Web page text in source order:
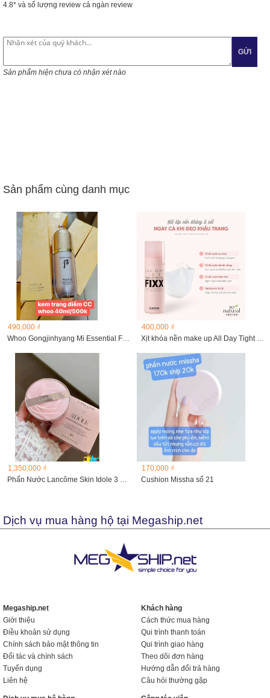
4.8* và số lượng review cả ngàn review
GỬI
Sản phẩm hiện chưa có nhận xét nào
Sản phẩm cùng danh mục
490,000 ₫
Whoo Gongjinhyang Mi Essential Foundation SPF30/PA++
400,000 ₫
Xịt khóa nền make up All Day Tight Fixx 120ml
1,350,000 ₫
Phấn Nước Lancôme Skin Idole 3 Serum Finecover Cushion 14g
170,000 ₫
Cushion Missha số 21
Dịch vụ mua hàng hộ tại Megaship.net
Megaship.net
Giới thiệu
Điều khoản sử dụng
Chính sách bảo mật thông tin
Đối tác và chính sách
Tuyển dụng
Liên hệ
Khách hàng
Cách thức mua hàng
Qui trình thanh toán
Qui trình giao hàng
Theo dõi đơn hàng
Hướng dẫn đổi trả hàng
Câu hỏi thường gặp